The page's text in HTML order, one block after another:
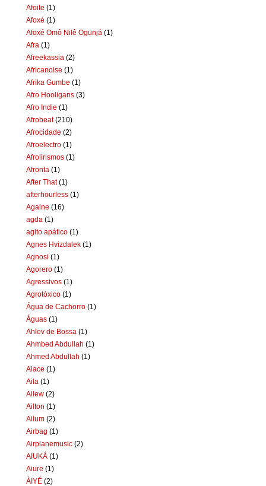
Afoite (1)
Afoxé (1)
Afoxé Omô Nilê Ogunjá (1)
Afra (1)
Afreekassia (2)
Africanoise (1)
Afrika Gumbe (1)
Afro Hooligans (3)
Afro Indie (1)
Afrobeat (210)
Afrocidade (2)
Afroelectro (1)
Afrolirismos (1)
Afronta (1)
After That (1)
afterhourless (1)
Againe (16)
agda (1)
agito apático (1)
Agnes Hvizdalek (1)
Agnosi (1)
Agorero (1)
Agressivos (1)
Agrotóxico (1)
Água de Cachorro (1)
Águas (1)
Ahlev de Bossa (1)
Ahmbed Abdullah (1)
Ahmed Abdullah (1)
Aiace (1)
Aila (1)
Ailew (2)
Ailton (1)
Ailum (2)
Airbag (1)
Airplanemusic (2)
AIUKÁ (1)
Aiure (1)
ÀIYÉ (2)